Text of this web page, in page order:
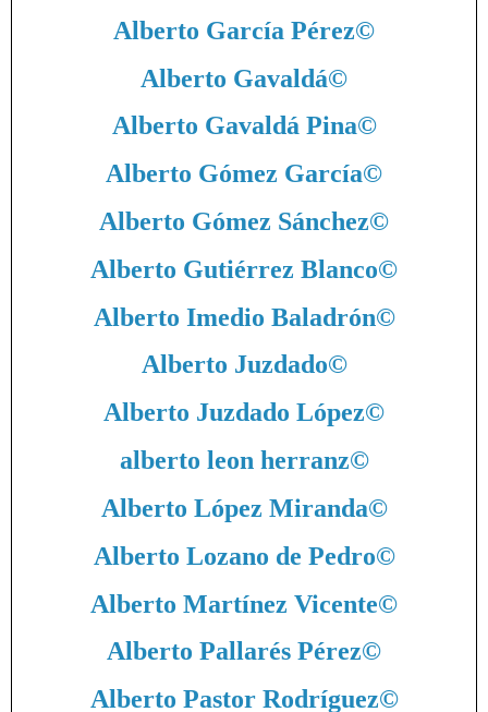
Alberto García Pérez©
Alberto Gavaldá©
Alberto Gavaldá Pina©
Alberto Gómez García©
Alberto Gómez Sánchez©
Alberto Gutiérrez Blanco©
Alberto Imedio Baladrón©
Alberto Juzdado©
Alberto Juzdado López©
alberto leon herranz©
Alberto López Miranda©
Alberto Lozano de Pedro©
Alberto Martínez Vicente©
Alberto Pallarés Pérez©
Alberto Pastor Rodríguez©